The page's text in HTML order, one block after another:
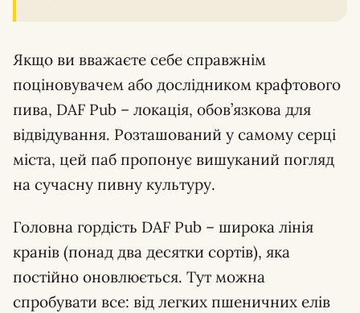
Якщо ви вважаєте себе справжнім
поціновувачем або дослідником крафтового
пива, DAF Pub – локація, обов’язкова для
відвідування. Розташований у самому серці
міста, цей паб пропонує вишуканий погляд
на сучасну пивну культуру.
Головна гордість DAF Pub – широка лінія
кранів (понад два десятки сортів), яка
постійно оновлюється. Тут можна
спробувати все: від легких пшеничних елів